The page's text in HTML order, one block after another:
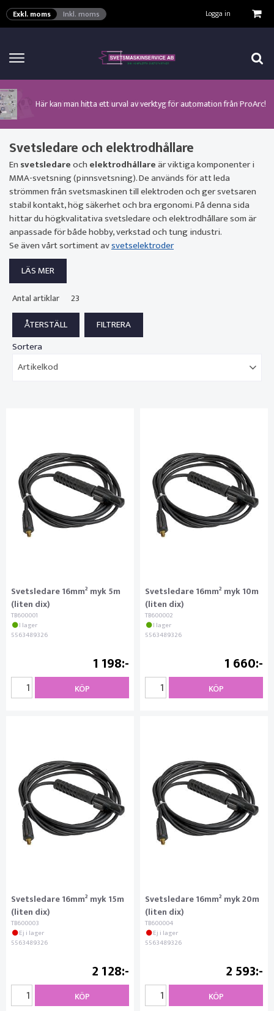
Exkl. moms Inkl. moms Logga in
Klicka här för att se alla våra nuvarande kampanjer!
Här kan man hitta ett urval av verktyg för automation från ProArc!
Nyhet! Lägesställare, rullbockar och längdsvets från ProArc!
Nyhet! Tig-svets från Esab, Rogue ET 230iP AC/DC!
Nyhet! Tig-svets Minarc T 223 AC/DC från Kemppi!
Nyhet! Nya PAPR-enheten från ESAB EPR-X1.1!
Nyhet! MinarcMig 190 Auto och MinarcMig 220 Auto från Kemppi!
Svetsledare och elektrodhållare
En svetsledareoch elektrodhållareär viktiga komponenter i
MMA-svetsning (pinnsvetsning). De används för att leda
strömmen från svetsmaskinen till elektroden och ger svetsaren
stabil kontakt, hög säkerhet och bra ergonomi. På denna sida
hittar du högkvalitativa svetsledare och elektrodhållare som är
anpassade för både hobby, verkstad och tung industri.
Se även vårt sortiment avsvetselektroder
LÄS MER
Antal artiklar 23
Sortera
Artikelkod
Svetsledare 16mm² myk 5m
(liten dix)
TB600001
I lager
5563489326
1 198
KÖP
Svetsledare 16mm² myk 10m
(liten dix)
TB600002
I lager
5563489326
1 660
KÖP
Svetsledare 16mm² myk 15m
(liten dix)
TB600003
Ej i lager
5563489326
2 128
KÖP
Svetsledare 16mm² myk 20m
(liten dix)
TB600004
Ej i lager
5563489326
2 593
KÖP
VISA VARUKORGEN TILL KASSAN